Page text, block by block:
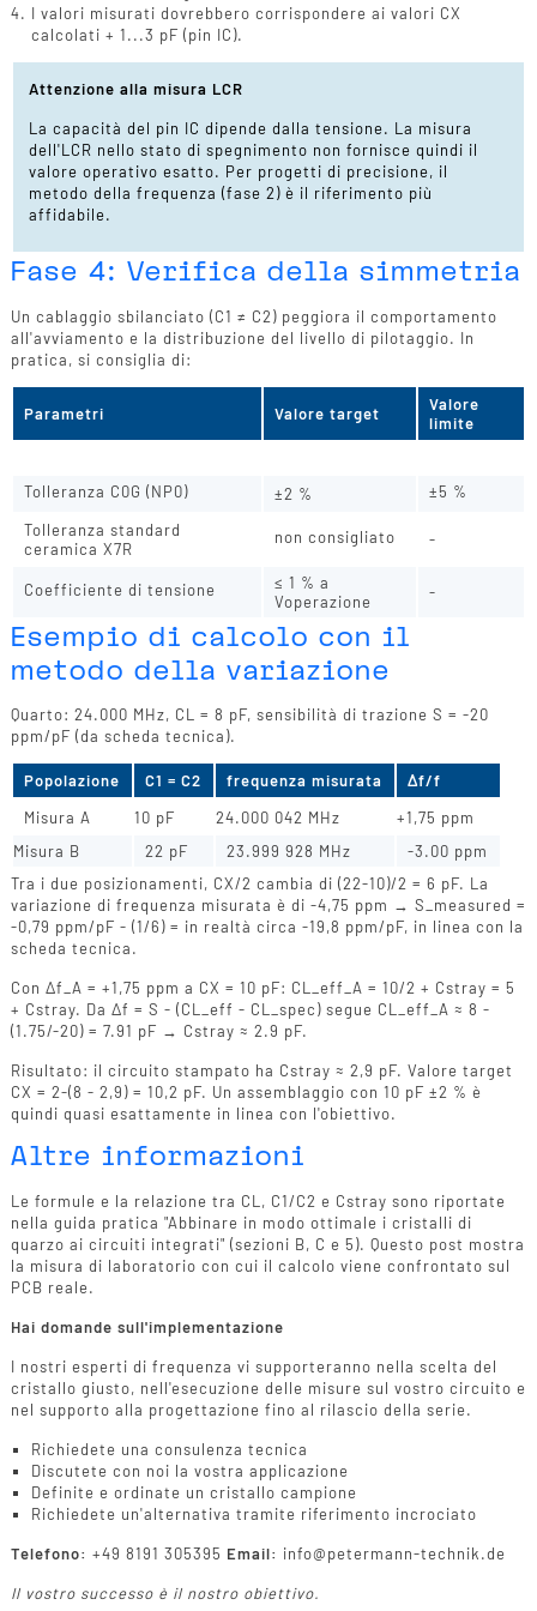
I valori misurati dovrebbero corrispondere ai valori CX
calcolati + 1...3 pF (pin IC).
Attenzione alla misura LCR
La capacità del pin IC dipende dalla tensione. La misura
dell'LCR nello stato di spegnimento non fornisce quindi il
valore operativo esatto. Per progetti di precisione, il
metodo della frequenza (fase 2) è il riferimento più
affidabile.
Fase 4: Verifica della simmetria
Un cablaggio sbilanciato (C1 ≠ C2) peggiora il comportamento
all'avviamento e la distribuzione del livello di pilotaggio. In
pratica, si consiglia di:
Parametri Valore target
Valore
limite
Tolleranza C0G (NP0)
±2 %
±5 %
Tolleranza standard
ceramica X7R
non consigliato -
Coefficiente di tensione
≤ 1 % a
Voperazione
-
Esempio di calcolo con il
metodo della variazione
Quarto: 24.000 MHz, CL = 8 pF, sensibilità di trazione S = -20
ppm/pF (da scheda tecnica).
Popolazione C1 = C2 frequenza misurata
Δf/f
Misura A
10 pF 24.000 042 MHz
+1,75 ppm
Misura B
22 pF 23.999 928 MHz
-3.00 ppm
Tra i due posizionamenti, CX/2 cambia di (22-10)/2 = 6 pF. La
variazione di frequenza misurata è di -4,75 ppm → S_measured =
-0,79 ppm/pF - (1/6) = in realtà circa -19,8 ppm/pF, in linea con la
scheda tecnica.
Con Δf_A = +1,75 ppm a CX = 10 pF: CL_eff_A = 10/2 + Cstray = 5
+ Cstray. Da Δf = S - (CL_eff - CL_spec) segue CL_eff_A ≈ 8 -
(1.75/-20) = 7.91 pF → Cstray ≈ 2.9 pF.
Risultato: il circuito stampato ha Cstray ≈ 2,9 pF. Valore target
CX = 2-(8 - 2,9) = 10,2 pF. Un assemblaggio con 10 pF ±2 % è
quindi quasi esattamente in linea con l'obiettivo.
Altre informazioni
Le formule e la relazione tra CL, C1/C2 e Cstray sono riportate
nella guida pratica "Abbinare in modo ottimale i cristalli di
quarzo ai circuiti integrati" (sezioni B, C e 5). Questo post mostra
la misura di laboratorio con cui il calcolo viene confrontato sul
PCB reale.
Hai domande sull'implementazione
I nostri esperti di frequenza vi supporteranno nella scelta del
cristallo giusto, nell'esecuzione delle misure sul vostro circuito e
nel supporto alla progettazione fino al rilascio della serie.
Richiedete una consulenza tecnica
Discutete con noi la vostra applicazione
Definite e ordinate un cristallo campione
Richiedete un'alternativa tramite riferimento incrociato
Telefono: +49 8191 305395 Email: info@petermann-technik.de
Il vostro successo è il nostro obiettivo.